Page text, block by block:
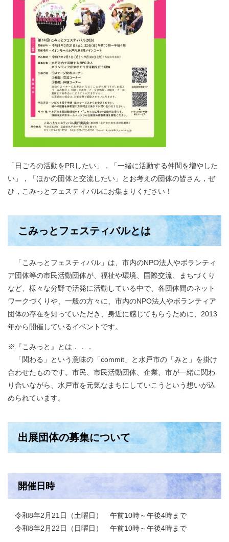
「日ごろの活動をPRしたい」，「一緒に活動する仲間を増やした
い」，「ほかの団体と交流したい」とお考えの団体の皆さん，ぜ
ひ，こみっとフェスティバルにお集まりください！
こみっとフェスティバルとは
「こみっとフェスティバル」は、市内のNPO法人やボランティ
ア団体等の市民活動団体が、福祉や環境、国際交流、まちづくり
など、様々な分野で活発に活動している中で、各団体間のネット
ワークづくりや、一般の方々に、市内のNPO法人やボランティア
団体の存在を知っていただき、身近に感じてもらうために、2013
年から開催しているイベントです。
※『こみっと』とは．．．
「関わる」という意味の「commit」と水戸市の「みと」を掛け
合わせたものです。市民、市民活動団体、企業、市が一緒に関わ
り合いながら、水戸市を元気なまちにしていこうという想いが込
められています。
出展団体の募集について
開催日時
令和8年2月21日（土曜日） 午前10時～午後4時まで
令和8年2月22日（日曜日） 午前10時～午後4時まで